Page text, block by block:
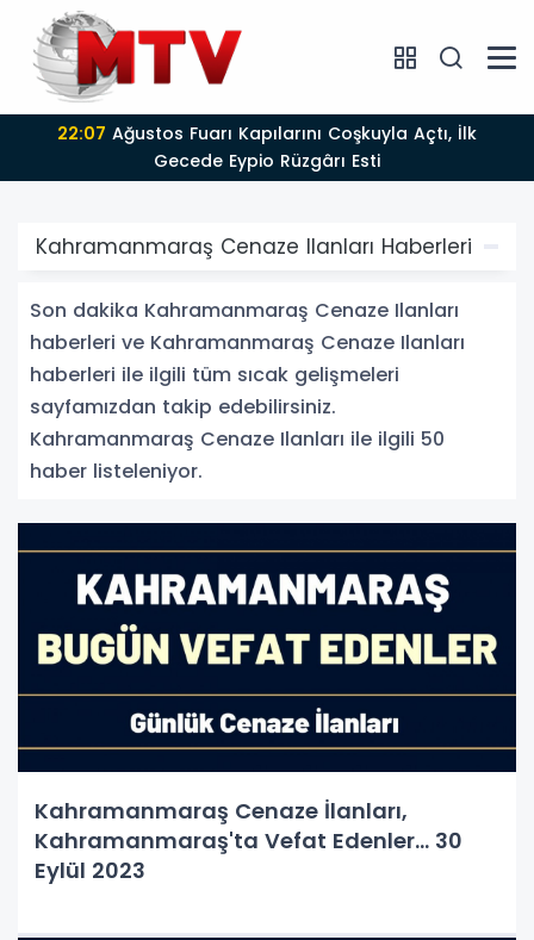
22:07
Gecede Eypio Rüzgârı Esti
Kahramanmaraş Cenaze Ilanları Haberleri
Son dakika Kahramanmaraş Cenaze Ilanları
haberleri ve Kahramanmaraş Cenaze Ilanları
haberleri ile ilgili tüm sıcak gelişmeleri
sayfamızdan takip edebilirsiniz.
Kahramanmaraş Cenaze Ilanları ile ilgili 50
haber listeleniyor.
Kahramanmaraş Cenaze İlanları,
Kahramanmaraş'ta Vefat Edenler... 30
Eylül 2023